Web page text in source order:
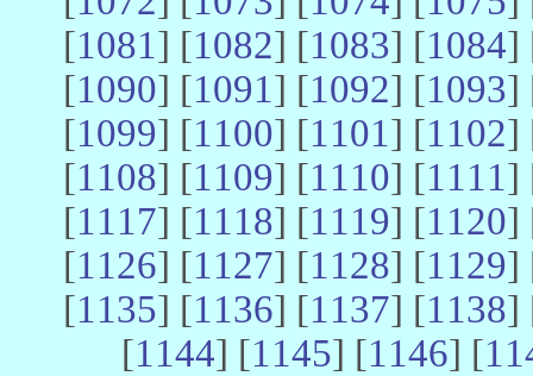
[1081] [1082] [1083] [1084]
[1090] [1091] [1092] [1093]
[1099] [1100] [1101] [1102]
[1108] [1109] [1110] [1111]
[1117] [1118] [1119] [1120]
[1126] [1127] [1128] [1129]
[1135] [1136] [1137] [1138]
[1144] [1145] [1146] [